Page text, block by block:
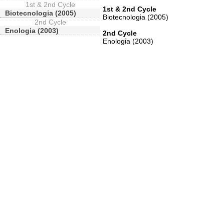
1st & 2nd Cycle
Biotecnologia (2005)
2nd Cycle
Enologia (2003)
1st & 2nd Cycle
Biotecnologia (2005)
2nd Cycle
Enologia (2003)